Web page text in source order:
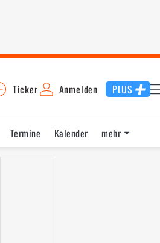
Ticker Anmelden PLUS
Termine
Kalender
mehr